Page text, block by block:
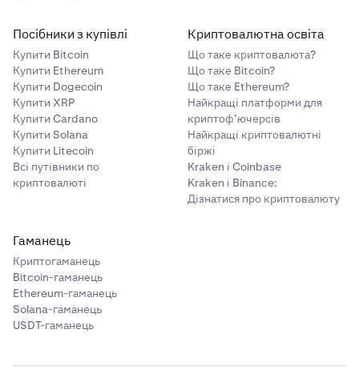
Посібники з купівлі
Купити Bitcoin
Купити Ethereum
Купити Dogecoin
Купити XRP
Купити Cardano
Купити Solana
Купити Litecoin
Всі путівники по
криптовалюті
Криптовалютна освіта
Що таке криптовалюта?
Що таке Bitcoin?
Що таке Ethereum?
Найкращі платформи для
криптоф’ючерсів
Найкращі криптовалютні
біржі
Kraken і Coinbase
Kraken і Binance:
Дізнатися про криптовалюту
Гаманець
Криптогаманець
Bitcoin-гаманець
Ethereum-гаманець
Solana-гаманець
USDT-гаманець